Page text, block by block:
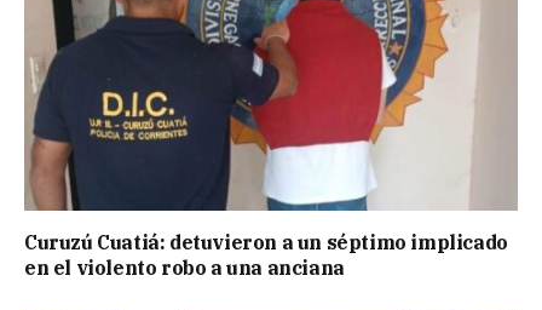
Curuzú Cuatiá: detuvieron a un séptimo implicado
en el violento robo a una anciana